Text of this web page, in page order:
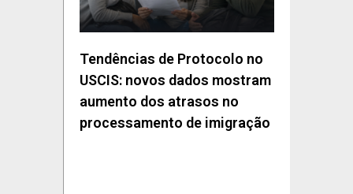
Tendências de Protocolo no
USCIS: novos dados mostram
aumento dos atrasos no
processamento de imigração